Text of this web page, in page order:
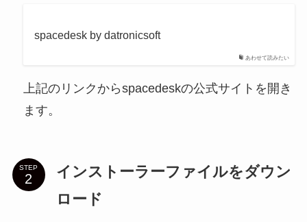
あわせて読みたい
spacedesk by datronicsoft
上記のリンクからspacedeskの公式サイトを開き
ます。
STEP
インストーラーファイルをダウン
ロード